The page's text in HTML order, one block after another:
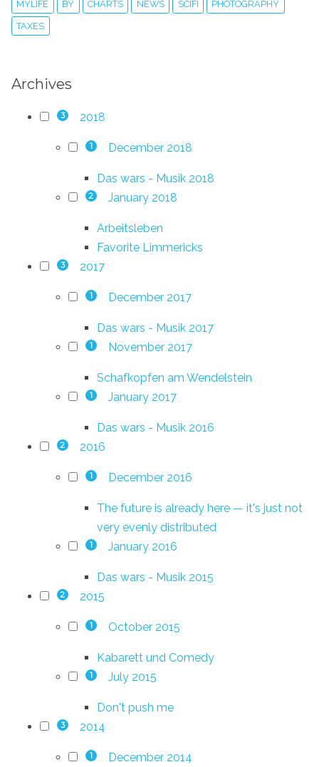
MYLIFE BY CHARTS NEWS SCIFI PHOTOGRAPHY
TAXES
Archives
3 2018
1 December 2018
Das wars - Musik 2018
2 January 2018
Arbeitsleben
Favorite Limmericks
3 2017
1 December 2017
Das wars - Musik 2017
1 November 2017
Schafkopfen am Wendelstein
1 January 2017
Das wars - Musik 2016
2 2016
1 December 2016
The future is already here — it's just not
very evenly distributed
1 January 2016
Das wars - Musik 2015
2 2015
1 October 2015
Kabarett und Comedy
1 July 2015
Don't push me
3 2014
1 December 2014